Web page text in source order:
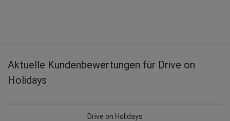
Aktuelle Kundenbewertungen für Drive on
Holidays
Drive on Holidays